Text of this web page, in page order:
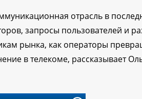
отрасль в
запросы пользователей и
рынка, как операторы
в телекоме, рассказывает